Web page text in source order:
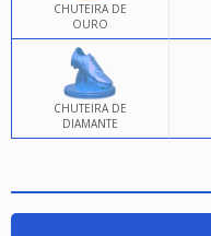
CHUTEIRA DE
OURO
CHUTEIRA DE
DIAMANTE